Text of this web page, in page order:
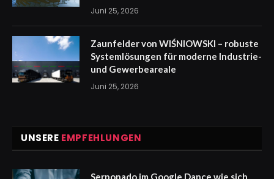
Juni 25, 2026
Zaunfelder von WIŚNIOWSKI – robuste
Systemlösungen für moderne Industrie-
und Gewerbeareale
Juni 25, 2026
UNSERE EMPFEHLUNGEN
Serponado im Google Dance wie sich